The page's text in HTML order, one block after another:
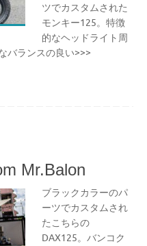
ツでカスタムされた
モンキー125。特徴
的なヘッドライト周
バランスの良い>>>
Mr.Balon
ブラックカラーのパ
ーツでカスタムされ
たこちらの
DAX125。バンコク